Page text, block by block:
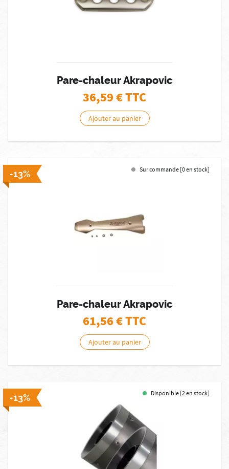
Pare-chaleur Akrapovic
36,59€ TTC
Ajouter au panier
-13% Sur commande [0 en stock]
Pare-chaleur Akrapovic
61,56€ TTC
Ajouter au panier
-13% Disponible [2 en stock]